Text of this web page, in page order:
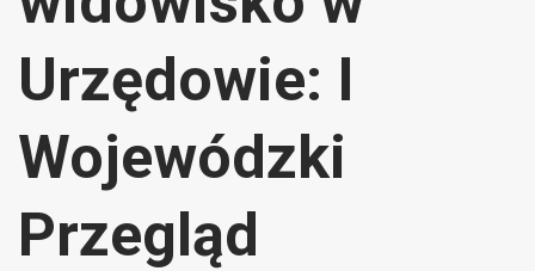
Urzędowie: I
Wojewódzki
Przegląd